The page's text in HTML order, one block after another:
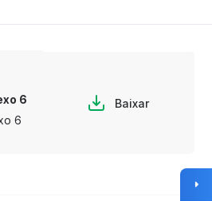
6
6
Baixar